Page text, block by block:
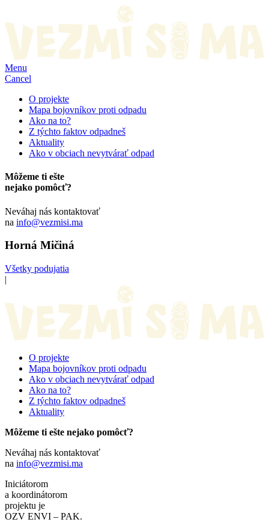
Menu
Cancel
O projekte
Mapa bojovníkov proti odpadu
Ako na to?
Z týchto faktov odpadneš
Aktuality
Ako v obciach nevytvárať odpad
Môžeme ti ešte
nejako pomôcť?
Neváhaj nás kontaktovať
na info@vezmisi.ma
Horná Mičiná
Všetky podujatia
|
O projekte
Mapa bojovníkov proti odpadu
Ako v obciach nevytvárať odpad
Ako na to?
Z týchto faktov odpadneš
Aktuality
Môžeme ti ešte nejako pomôcť?
Neváhaj nás kontaktovať
na info@vezmisi.ma
Iniciátorom
a koordinátorom
projektu je
OZV ENVI – PAK.